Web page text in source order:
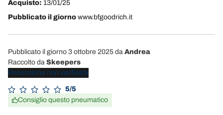
Acquisto: 13/01/25
Pubblicato il giorno www.bfgoodrich.it
Pubblicato il giorno 3 ottobre 2025 da Andrea
Raccolto da Skeepers
Recensione non verificata
5/5
Consiglio questo pneumatico